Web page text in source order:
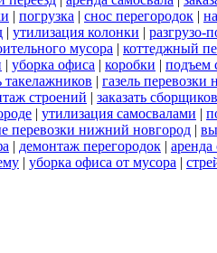
| погрузка | снос перегородок |
| утилизация колонки | разгрузо-
мусора | коттеджный
| уборка офиса | коробки | подъем
такелажников | газель
строений | заказать сборщиков
| утилизация самосвалами |
перевозки нижний новгород |
| демонтаж перегородок |
| уборка офиса от мусора |